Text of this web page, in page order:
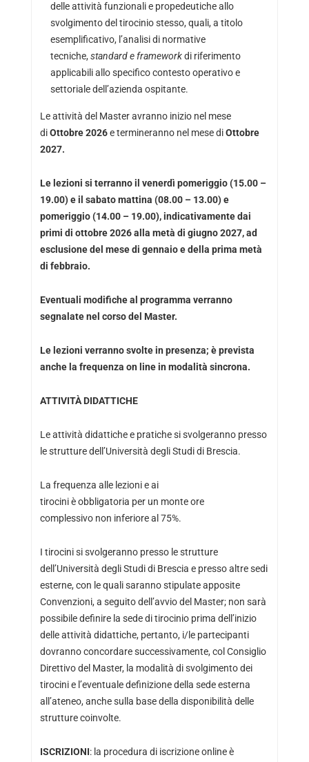
delle attività funzionali e propedeutiche allo
svolgimento del tirocinio stesso, quali, a titolo
esemplificativo, l’analisi di normative
tecniche, standard e frameworkdi riferimento
applicabili allo specifico contesto operativo e
settoriale dell’azienda ospitante.
Le attività del Master avranno inizio nel mese
diOttobre 2026e termineranno nel mese diOttobre
2027.
Le lezioni si terranno il venerdì pomeriggio (15.00 –
19.00) e il sabato mattina (08.00 – 13.00) e
pomeriggio (14.00 – 19.00), indicativamente dai
primi di ottobre 2026 alla metà di giugno 2027, ad
esclusione del mese di gennaio e della prima metà
di febbraio.
Eventuali modifiche al programma verranno
segnalate nel corso del Master.
Le lezioni verranno svolte in presenza; è prevista
anche la frequenza on line in modalità sincrona.
ATTIVITÀ DIDATTICHE
Le attività didattiche e pratiche si svolgeranno presso
le strutture dell’Università degli Studi di Brescia.
La frequenza alle lezioni e ai
tirocini è obbligatoria per un monte ore
complessivo non inferiore al 75%.
I tirocini si svolgeranno presso le strutture
dell’Università degli Studi di Brescia e presso altre sedi
esterne, con le quali saranno stipulate apposite
Convenzioni, a seguito dell’avvio del Master; non sarà
possibile definire la sede di tirocinio prima dell’inizio
delle attività didattiche, pertanto, i/le partecipanti
dovranno concordare successivamente, col Consiglio
Direttivo del Master, la modalità di svolgimento dei
tirocini e l’eventuale definizione della sede esterna
all’ateneo, anche sulla base della disponibilità delle
strutture coinvolte.
ISCRIZIONI: la procedura di iscrizione online è